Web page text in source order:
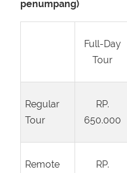
penumpang)
Full-Day
Tour
Regular
Tour
RP.
650.000
Remote
RP.